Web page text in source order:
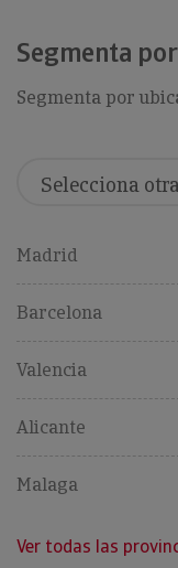
Segmenta
Segmenta por
Madrid
Barcelona
Valencia
Alicante
Malaga
Ver todas las